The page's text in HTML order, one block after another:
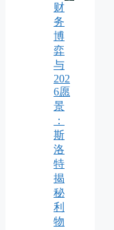
财
务
博
弈
与
202
6愿
景
：
斯
洛
特
揭
秘
利
物